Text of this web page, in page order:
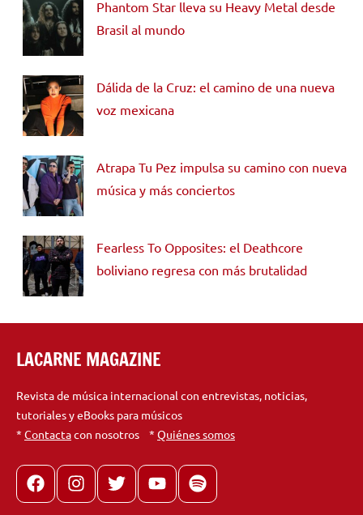
Phantom Star lleva su Heavy Metal desde
Brasil al mundo
Dálida de la Cruz: el camino de una nueva
voz mexicana
Atrapa Tu Pez impulsa su camino con nueva
música y más conciertos
Fearless To Opposites: el Deathcore
boliviano regresa con más brutalidad
LACARNE MAGAZINE
Revista de música internacional con entrevistas, noticias,
tutoriales y eBooks para músicos
* Contactacon nosotros * Quiénes somos
FacebookInstagram
X youtubespotify